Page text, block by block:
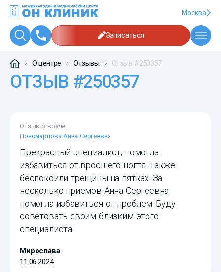
Москва
Записаться
О центре Отзывы Отзыв #250357
ОТЗЫВ #250357
Отзыв о враче:
Пономарцова Анна Сергеевна
Прекрасный специалист, помогла
избавиться от вросшего ногтя. Также
беспокоили трещины на пятках. За
несколько приемов Анна Сергеевна
помогла избавиться от проблем. Буду
советовать своим близким этого
специалиста.
Мирослaва
11.06.2024